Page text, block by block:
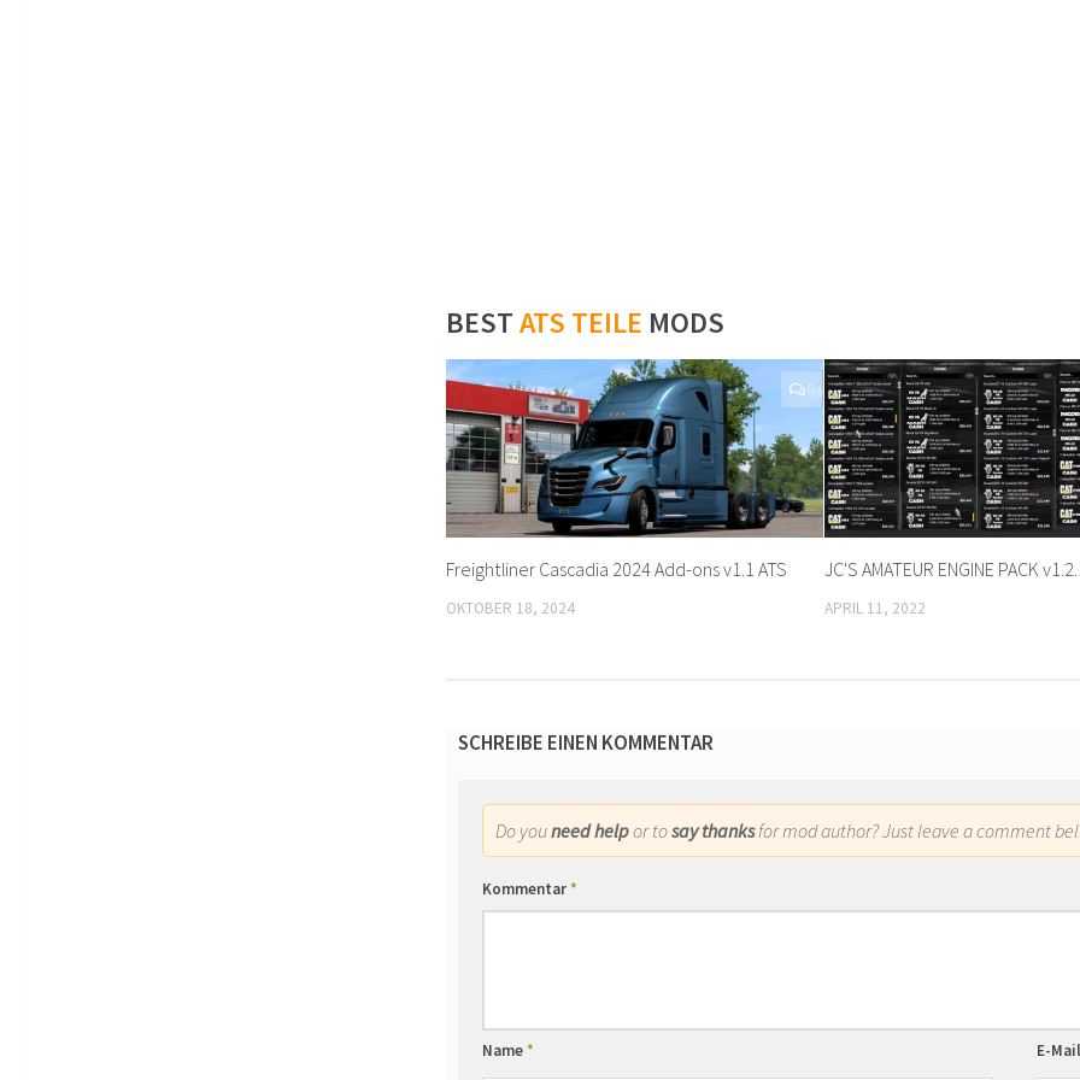
BESTATS TEILE MODS
0
Freightliner Cascadia 2024 Add-ons v1.1 ATS
OKTOBER 18, 2024
JC'S AMATEUR ENGINE PACK
APRIL 11, 2022
SCHREIBE EINEN KOMMENTAR
Do youneed helpor tosay thanksfor mod author? Just leave a comment
Kommentar*
Name* E-